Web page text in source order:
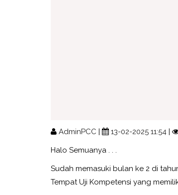
AdminPCC | 13-02-2025 11:54 |
Halo Semuanya . . .
Sudah memasuki bulan ke 2 di
Tempat Uji Kompetensi yang